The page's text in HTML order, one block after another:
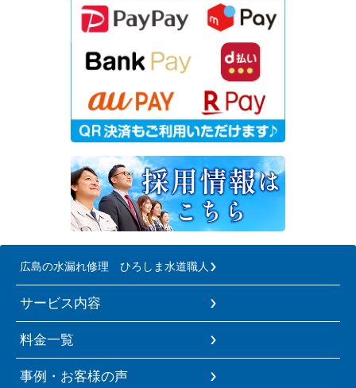
広島の水漏れ修理 ひろしま水道職人
サービス内容
料金一覧
事例・お客様の声